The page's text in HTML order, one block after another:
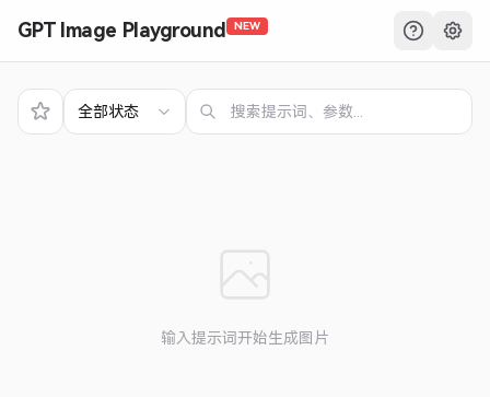
GPT Image Playground NEW
全部状态
输入提示词开始生成图片